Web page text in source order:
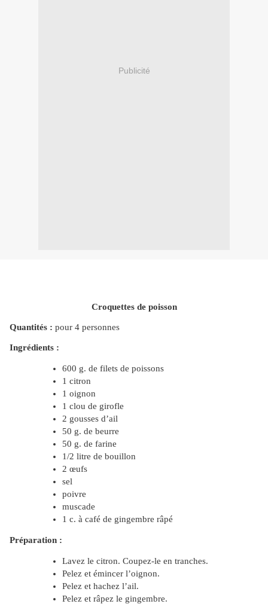
Publicité
Croquettes de poisson
Quantités : pour 4 personnes
Ingrédients :
600 g. de filets de poissons
1 citron
1 oignon
1 clou de girofle
2 gousses d’ail
50 g. de beurre
50 g. de farine
1/2 litre de bouillon
2 œufs
sel
poivre
muscade
1 c. à café de gingembre râpé
Préparation :
Lavez le citron. Coupez-le en tranches.
Pelez et émincer l’oignon.
Pelez et hachez l’ail.
Pelez et râpez le gingembre.